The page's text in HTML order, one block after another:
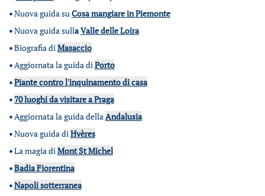
•Nuova guida suCosa mangiare in Piemonte
•Nuova guida sullaValle delle Loira
•Biografia diMasaccio
•Aggiornata la guida diPorto
•Piante contro l'inquinamento di casa
• 70 luoghi da visitare a Praga
•Aggiornata la guida dellaAndalusia
•Nuova guida diHyères
•La magia diMont St Michel
•Badia Fiorentina
•Napoli sotterranea